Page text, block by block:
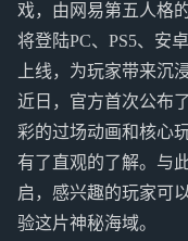
戏，由网易第五人格
将登陆PC、PS5、安
上线，为玩家带来沉
近日，官方首次公布
彩的过场动画和核心
有了直观的了解。与
启，感兴趣的玩家可
验这片神秘海域。